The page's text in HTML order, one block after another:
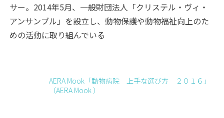
サー。2014年5月、一般財団法人「クリステル・ヴィ・
アンサンブル」を設立し、動物保護や動物福祉向上のた
めの活動に取り組んでいる
AERA Mook「動物病院 上手な選び方 ２０１６」
（AERA Mook ）